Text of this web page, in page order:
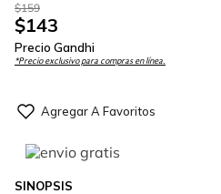
$159
$143
Precio Gandhi
*Precio exclusivo para compras en línea.
SINOPSIS